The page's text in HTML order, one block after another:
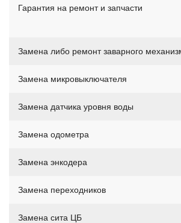
Гарантия на ремонт и запчасти
Замена либо ремонт заварного
Замена микровыключателя
Замена датчика уровня воды
Замена одометра
Замена энкодера
Замена переходников
Замена сита ЦБ